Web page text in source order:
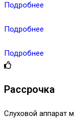
Подробнее
Подробнее
Подробнее
Рассрочка
Слуховой аппарат